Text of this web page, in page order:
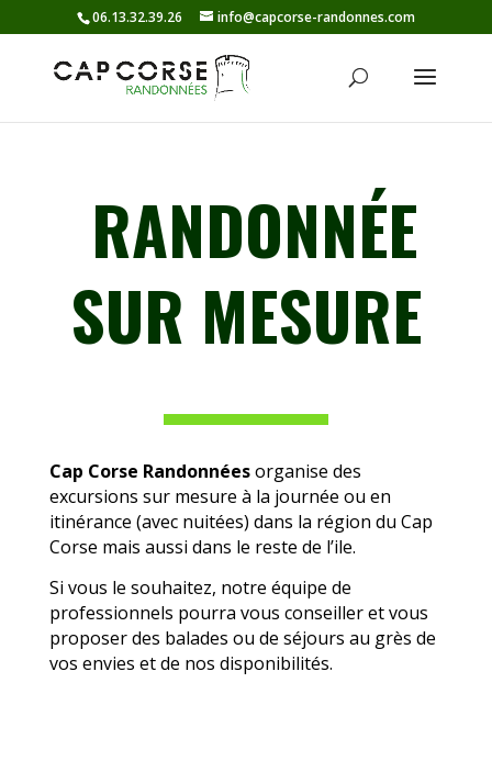
06.13.32.39.26 info@capcorse-randonnes.com
RANDONNÉE
SUR MESURE
Cap Corse Randonnéesorganise des
excursions sur mesure à la journée ou en
itinérance (avec nuitées) dans la région du Cap
Corse mais aussi dans le reste de l’ile.
Si vous le souhaitez, notre équipe de
professionnels pourra vous conseiller et vous
proposer des balades ou de séjours au grès de
vos envies et de nos disponibilités.